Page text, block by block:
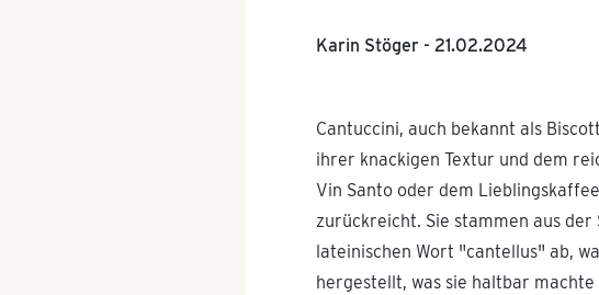
Karin Stöger - 21.02.2024
Cantuccini, auch bekannt als
ihrer knackigen Textur und dem
Vin Santo oder dem
zurückreicht. Sie stammen aus
lateinischen Wort "cantellus" ab,
hergestellt, was sie haltbar